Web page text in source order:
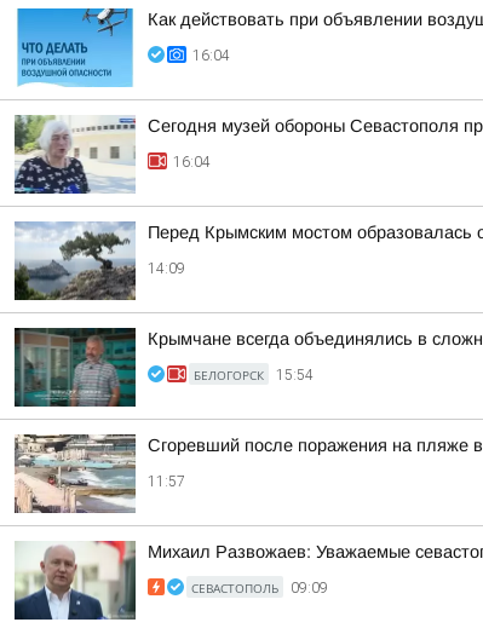
Как действовать при объявлении
16:04
Сегодня музей обороны Севастополя
16:04
Перед Крымским мостом образовалась
14:09
Крымчане всегда объединялись в
БЕЛОГОРСК 15:54
Сгоревший после поражения на пляже
11:57
Михаил Развожаев: Уважаемые
СЕВАСТОПОЛЬ 09:09